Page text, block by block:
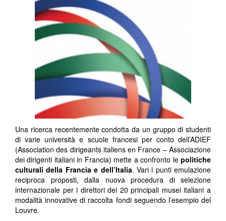
Una ricerca recentemente condotta da un gruppo di studenti
di varie università e scuole francesi per conto dell’ADIEF
(Association des dirigeants italiens en France – Associazione
dei dirigenti italiani in Francia) mette a confronto le politiche
culturali della Francia e dell’Italia. Vari i punti emulazione
reciproca proposti, dalla nuova procedura di selezione
internazionale per i direttori dei 20 principali musei italiani a
modalità innovative di raccolta fondi seguendo l’esempio del
Louvre.